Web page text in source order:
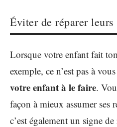
Éviter de réparer leurs
Lorsque votre enfant fait
exemple, ce n’est pas à
votre enfant à le faire.
façon à mieux assumer ses
c’est également un signe de